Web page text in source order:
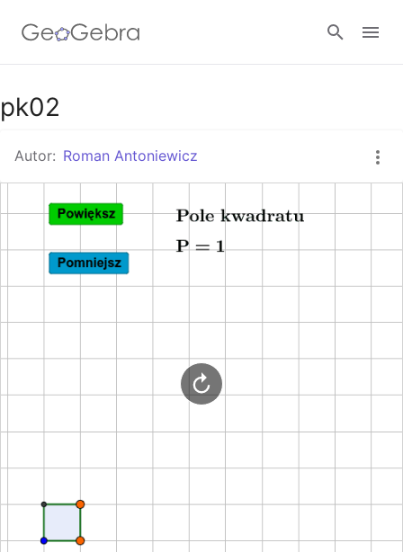
Google Classroom
GeoGebra Classroom
pk02
Autor: Roman Antoniewicz